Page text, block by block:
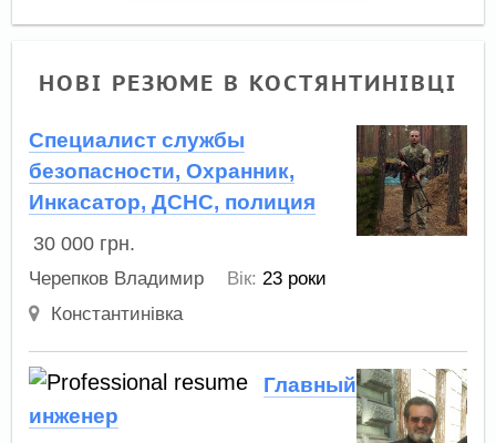
НОВІ РЕЗЮМЕ В КОСТЯНТИНІВЦІ
Специалист службы
безопасности, Охранник,
Инкасатор, ДСНС, полиция
30 000 грн.
Черепков Владимир Вік: 23 роки
Константинівка
Главный
инженер